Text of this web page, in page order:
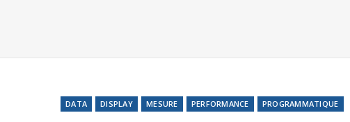
DATA DISPLAY MESURE PERFORMANCE PROGRAMMATIQUE